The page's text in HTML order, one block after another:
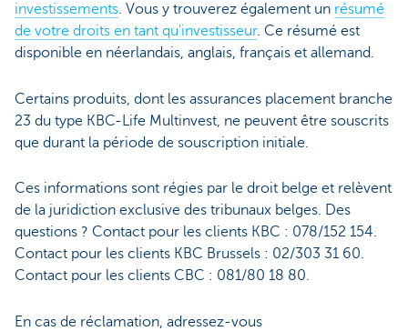
investissements. Vous y trouverez également un résumé
de votre droits en tant qu'investisseur. Ce résumé est
disponible en néerlandais, anglais, français et allemand.
Certains produits, dont les assurances placement branche
23 du type KBC-Life Multinvest, ne peuvent être souscrits
que durant la période de souscription initiale.
Ces informations sont régies par le droit belge et relèvent
de la juridiction exclusive des tribunaux belges. Des
questions ? Contact pour les clients KBC : 078/152 154.
Contact pour les clients KBC Brussels : 02/303 31 60.
Contact pour les clients CBC : 081/80 18 80.
En cas de réclamation, adressez-vous